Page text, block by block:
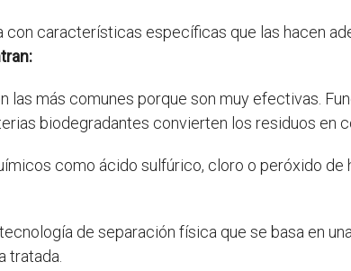
características específicas que las hacen
las más comunes porque son muy efectivas.
biodegradantes convierten los residuos en
como ácido sulfúrico, cloro o peróxido de
de separación física que se basa en
tratada.